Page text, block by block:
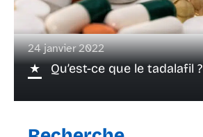
24 janvier 2022
Qu’est-ce que le tadalafil ?